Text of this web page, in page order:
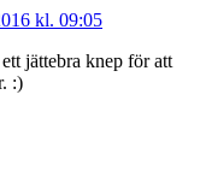
kl. 09:05
jättebra knep för att
:)